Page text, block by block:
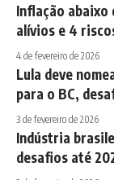
Inflação abaixo
alívios e 4
4 de fevereiro de 2026
Lula deve
para o BC,
3 de fevereiro de 2026
Indústria
desafios até